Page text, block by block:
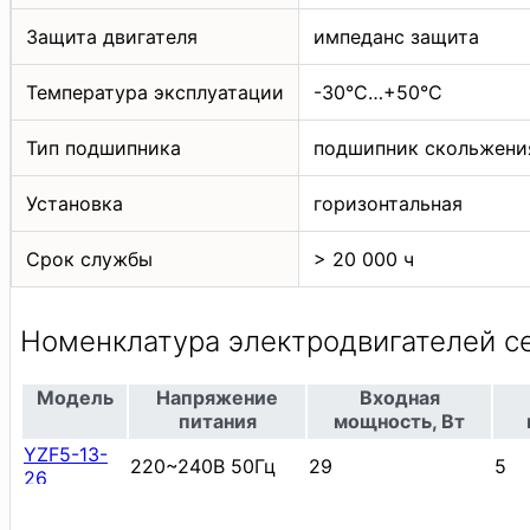
Защита двигателя импеданс защита
Температура эксплуатации -30°C…+50°C
Тип подшипника подшипник
Установка горизонтальная
Срок службы > 20 000 ч